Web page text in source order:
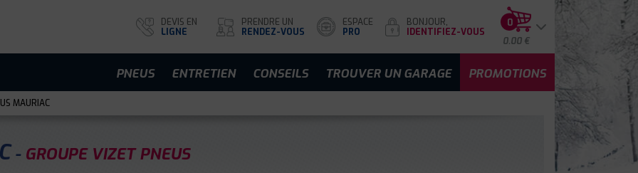
DEVIS EN
LIGNE
PRENDRE UN
RENDEZ-VOUS
ESPACE
PRO
BONJOUR,
IDENTIFIEZ-VOUS
0
0.00 €
PNEUS ENTRETIEN CONSEILS TROUVER UN GARAGE PROMOTIONS
MAURIAC
GROUPE VIZET PNEUS